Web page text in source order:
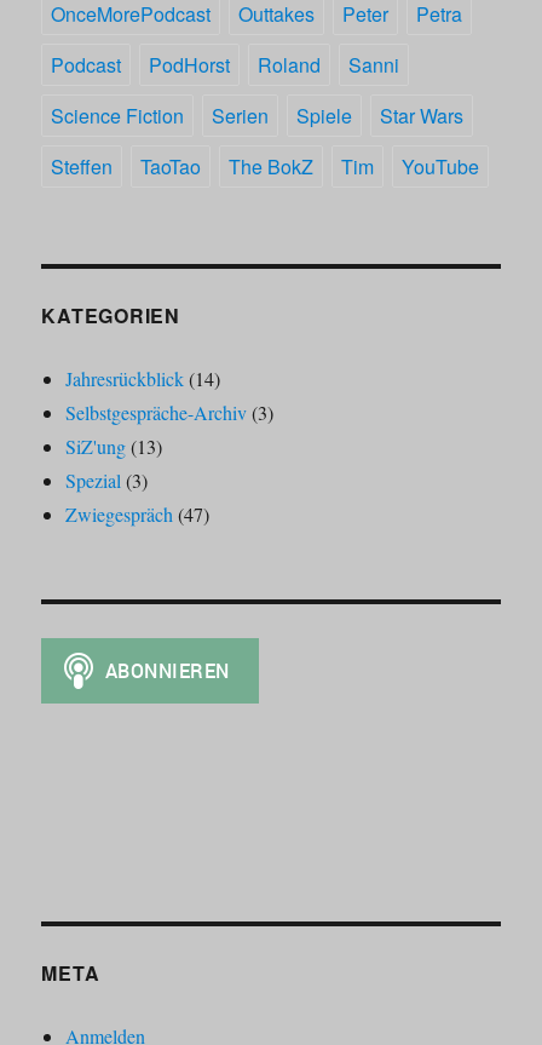
OnceMorePodcast
Outtakes Peter
Petra
Podcast
PodHorst Roland
Sanni
Science Fiction
Serien Spiele
Star Wars
Steffen
TaoTao The BokZ Tim YouTube
KATEGORIEN
Jahresrückblick(14)
Selbstgespräche-Archiv(3)
SiZ'ung(13)
Spezial (3)
Zwiegespräch (47)
META
Anmelden